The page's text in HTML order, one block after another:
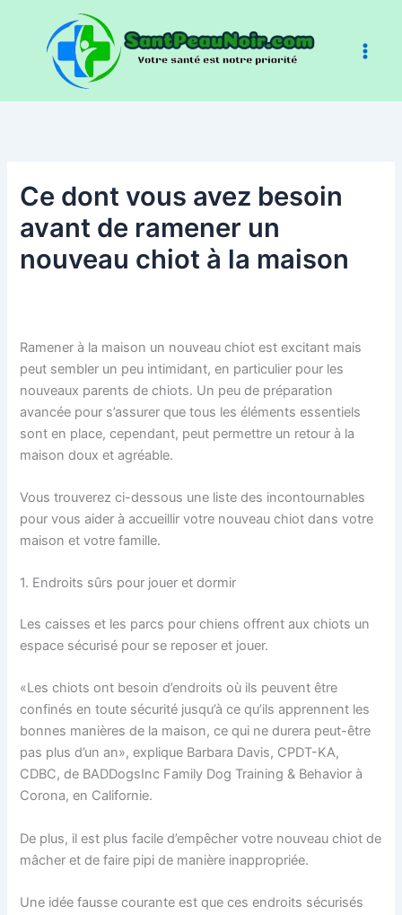
contenu
Ce dont vous avez besoin
avant de ramener un
nouveau chiot à la maison
Ramener à la maison un nouveau chiot est excitant mais
peut sembler un peu intimidant, en particulier pour les
nouveaux parents de chiots. Un peu de préparation
avancée pour s’assurer que tous les éléments essentiels
sont en place, cependant, peut permettre un retour à la
maison doux et agréable.
Vous trouverez ci-dessous une liste des incontournables
pour vous aider à accueillir votre nouveau chiot dans votre
maison et votre famille.
1. Endroits sûrs pour jouer et dormir
Les caisses et les parcs pour chiens offrent aux chiots un
espace sécurisé pour se reposer et jouer.
«Les chiots ont besoin d’endroits où ils peuvent être
confinés en toute sécurité jusqu’à ce qu’ils apprennent les
bonnes manières de la maison, ce qui ne durera peut-être
pas plus d’un an», explique Barbara Davis, CPDT-KA,
CDBC, de BADDogsInc Family Dog Training & Behavior à
Corona, en Californie.
De plus, il est plus facile d’empêcher votre nouveau chiot de
mâcher et de faire pipi de manière inappropriée.
Une idée fausse courante est que ces endroits sécurisés